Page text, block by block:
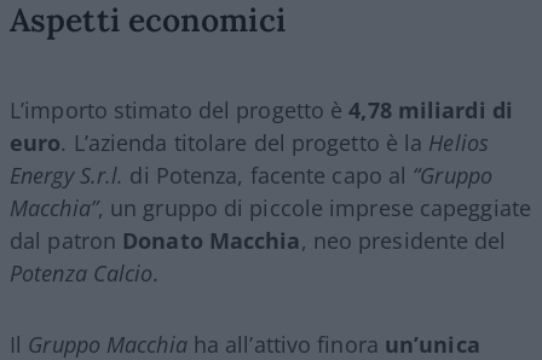
Aspetti economici
L’importo stimato del progetto è4,78 miliardi di
euro. L’azienda titolare del progetto è la Helios
Energy S.r.l. di Potenza, facente capo al “Gruppo
Macchia”, un gruppo di piccole imprese capeggiate
dal patron Donato Macchia, neo presidente del
Potenza Calcio.
Il Gruppo Macchiaha all’attivo finora un’unica